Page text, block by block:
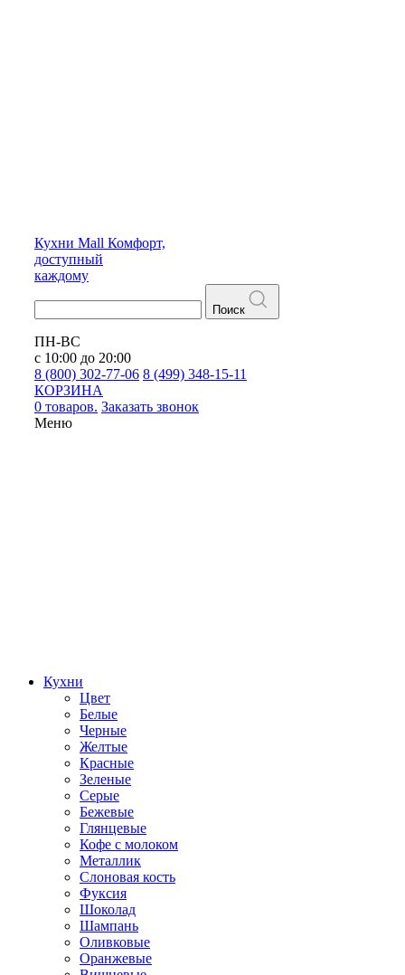
Кухни Mall Комфорт,
доступный
каждому
Поиск
ПН-ВС
с 10:00 до 20:00
8 (800) 302-77-06 8 (499) 348-15-11
КОРЗИНА
0 товаров. Заказать звонок
Меню
Кухни
Цвет
Белые
Черные
Желтые
Красные
Зеленые
Серые
Бежевые
Глянцевые
Кофе с молоком
Металлик
Слоновая кость
Фуксия
Шоколад
Шампань
Оливковые
Оранжевые